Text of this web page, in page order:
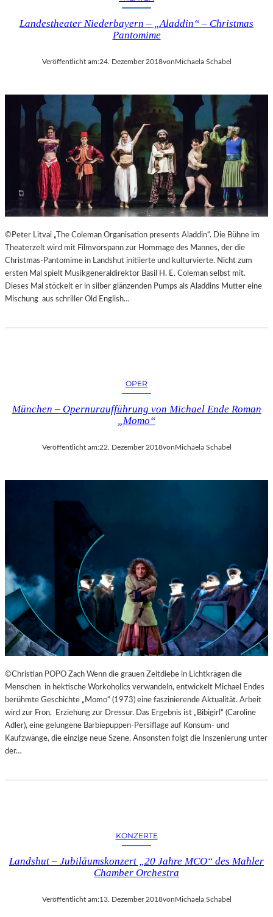
N
–
A
N
N
E
N
D
I
N
S
Z
N
I
E
R
T
R
N
G
G
E
R
O
S
T
R
F
E
S
T
S
E
Landestheater Niederbayern – „Aladdin“ – Christmas
Pantomime
Veröffentlicht am:24. Dezember 2018vonMichaela Schabel
©Peter Litvai „The Coleman Organisation presents Aladdin“. Die Bühne im
Theaterzelt wird mit Filmvorspann zur Hommage des Mannes, der die
Christmas-Pantomime in Landshut initiierte und kulturvierte. Nicht zum
ersten Mal spielt Musikgeneraldirektor Basil H. E. Coleman selbst mit.
Dieses Mal stöckelt er in silber glänzenden Pumps als Aladdins Mutter eine
Mischung aus schriller Old English…
OPER
München – Opernuraufführung von Michael Ende Roman
„Momo“
Veröffentlicht am:22. Dezember 2018vonMichaela Schabel
©Christian POPO Zach Wenn die grauen Zeitdiebe in Lichtkrägen die
Menschen in hektische Workoholics verwandeln, entwickelt Michael Endes
berühmte Geschichte „Momo“ (1973) eine faszinierende Aktualität. Arbeit
wird zur Fron, Erziehung zur Dressur. Das Ergebnis ist „Bibigirl“ (Caroline
Adler), eine gelungene Barbiepuppen-Persiflage auf Konsum- und
Kaufzwänge, die einzige neue Szene. Ansonsten folgt die Inszenierung unter
der…
KONZERTE
Landshut – Jubiläumskonzert „20 Jahre MCO“ des Mahler
Chamber Orchestra
Veröffentlicht am:13. Dezember 2018vonMichaela Schabel